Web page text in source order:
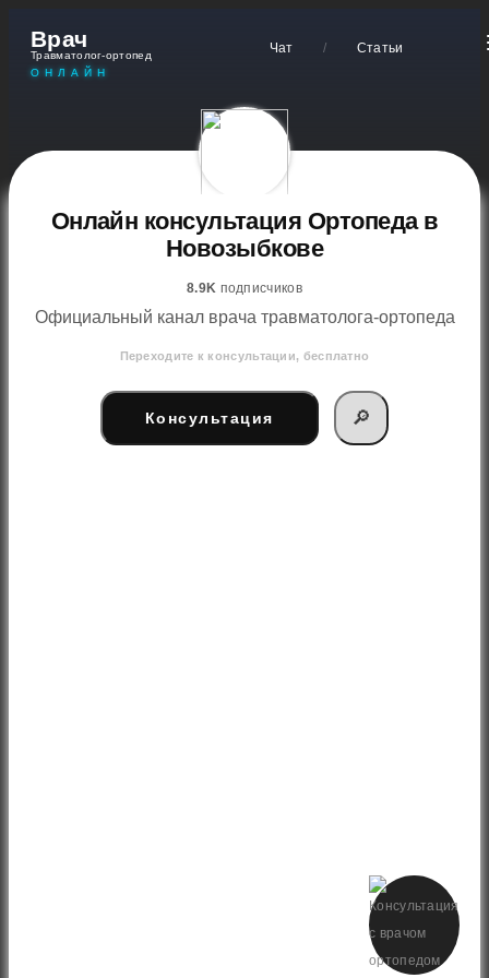
Врач
Травматолог-ортопед
ОНЛАЙН
Чат / Статьи
Онлайн консультация Ортопеда в
Новозыбкове
8.9K подписчиков
Официальный канал врача травматолога-ортопеда
Переходите к консультации, бесплатно
Консультация 🔎